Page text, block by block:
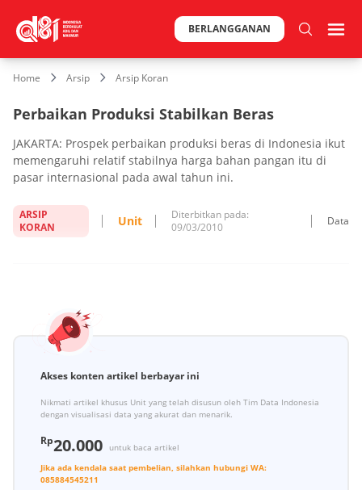
BERLANGGANAN
Home Arsip Arsip Koran
Perbaikan Produksi Stabilkan Beras
JAKARTA: Prospek perbaikan produksi beras di Indonesia ikut
memengaruhi relatif stabilnya harga bahan pangan itu di
pasar internasional pada awal tahun ini.
ARSIP
KORAN
Unit
Diterbitkan pada:
09/03/2010
Data
Akses konten artikel berbayar ini
Nikmati artikel khusus Unit yang telah disusun oleh Tim Data Indonesia
dengan visualisasi data yang akurat dan menarik.
Rp20.000
untuk baca artikel
Jika ada kendala saat pembelian, silahkan hubungi WA:
085884545211